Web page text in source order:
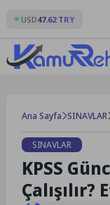
content
USD47.62 TRY
Ana Sayfa SINAVLAR
SINAVLAR
KPSS